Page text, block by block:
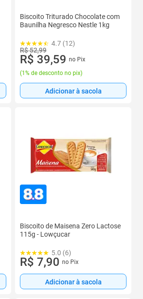
Biscoito Triturado Chocolate com
Baunilha Negresco Nestle 1kg
4.7 (12)
R$ 52,99
R$ 39,59 no Pix
(1% de desconto no pix)
Adicionar à sacola
Biscoito de Maisena Zero Lactose
115g - Lowçucar
5.0 (6)
R$ 7,90 no Pix
Adicionar à sacola